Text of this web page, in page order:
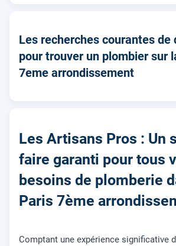
Les recherches courantes de
pour trouver un plombier sur
7eme arrondissement
Les Artisans Pros : Un
faire garanti pour tous
besoins de plomberie
Paris 7ème
Comptant une expérience significative